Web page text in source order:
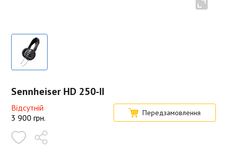
Sennheiser HD 250-II
Відсутній
3 900 грн. Передзамовлення